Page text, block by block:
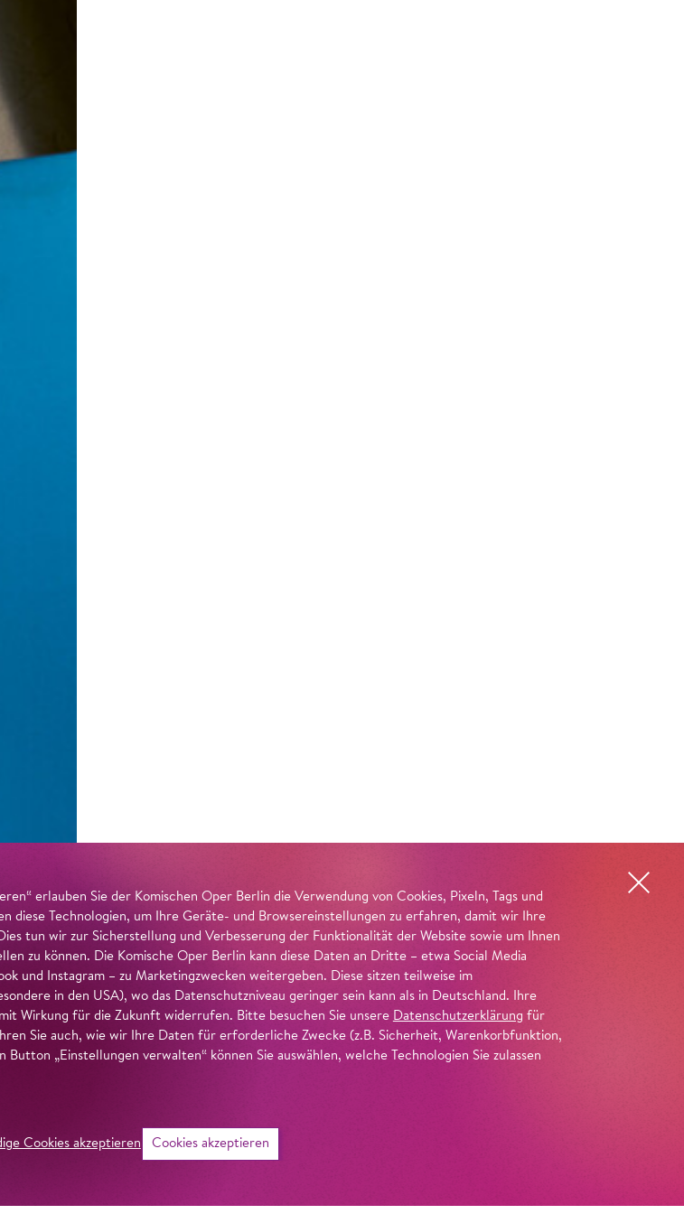
erlauben Sie der Komischen Oper Berlin die Verwendung von Cookies, Pixeln, Tags und
diese Technologien, um Ihre Geräte- und Browsereinstellungen zu erfahren, damit wir Ihre
tun wir zur Sicherstellung und Verbesserung der Funktionalität der Website sowie um Ihnen
zu können. Die Komische Oper Berlin kann diese Daten an Dritte – etwa Social Media
und Instagram – zu Marketingzwecken weitergeben. Diese sitzen teilweise im
in den USA), wo das Datenschutzniveau geringer sein kann als in Deutschland. Ihre
Wirkung für die Zukunft widerrufen. Bitte besuchen Sie unsere Datenschutzerklärung für
Sie auch, wie wir Ihre Daten für erforderliche Zwecke (z.B. Sicherheit, Warenkorbfunktion,
„Einstellungen verwalten“ können Sie auswählen, welche Technologien Sie zulassen
Cookies akzeptieren Cookies akzeptieren